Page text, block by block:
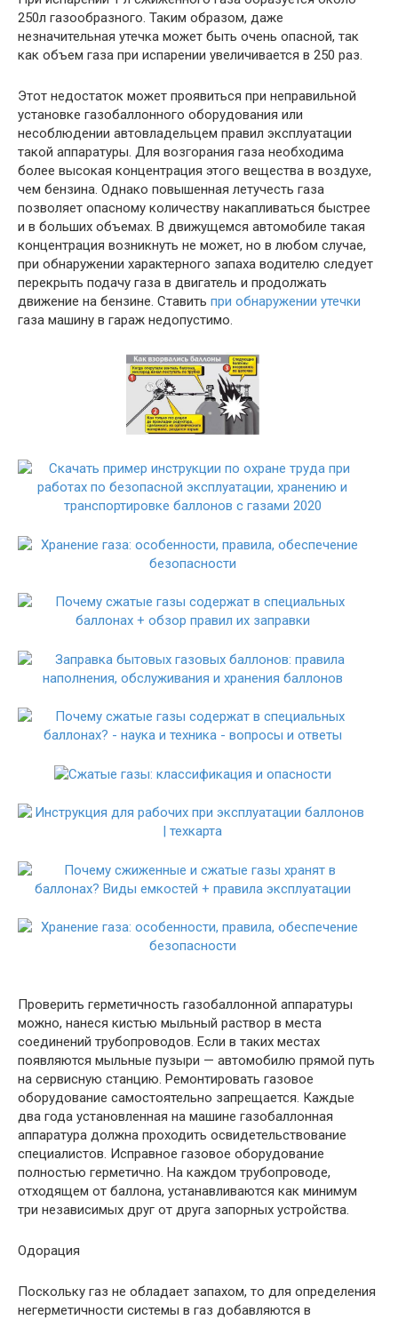
250л газообразного. Таким образом, даже
незначительная утечка может быть очень опасной, так
как объем газа при испарении увеличивается в 250 раз.
Этот недостаток может проявиться при неправильной
установке газобаллонного оборудования или
несоблюдении автовладельцем правил эксплуатации
такой аппаратуры. Для возгорания газа необходима
более высокая концентрация этого вещества в воздухе,
чем бензина. Однако повышенная летучесть газа
позволяет опасному количеству накапливаться быстрее
и в больших объемах. В движущемся автомобиле такая
концентрация возникнуть не может, но в любом случае,
при обнаружении характерного запаха водителю следует
перекрыть подачу газа в двигатель и продолжать
движение на бензине. Ставить при обнаружении утечки
газа машину в гараж недопустимо.
Проверить герметичность газобаллонной аппаратуры
можно, нанеся кистью мыльный раствор в места
соединений трубопроводов. Если в таких местах
появляются мыльные пузыри — автомобилю прямой путь
на сервисную станцию. Ремонтировать газовое
оборудование самостоятельно запрещается. Каждые
два года установленная на машине газобаллонная
аппаратура должна проходить освидетельствование
специалистов. Исправное газовое оборудование
полностью герметично. На каждом трубопроводе,
отходящем от баллона, устанавливаются как минимум
три независимых друг от друга запорных устройства.
Одорация
Поскольку газ не обладает запахом, то для определения
негерметичности системы в газ добавляются в